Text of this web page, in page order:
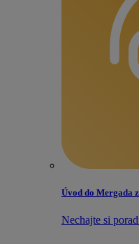
Úvod do Mergada
Nechajte si